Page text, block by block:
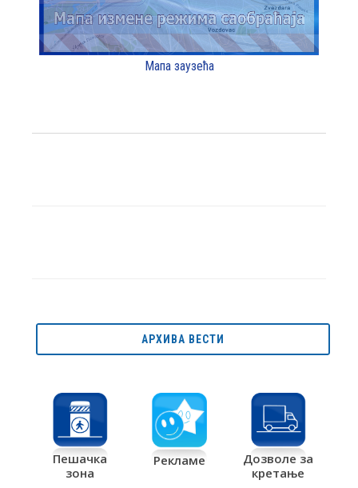
Мапа заузећа
АРХИВА ВЕСТИ
Пешачка
зона
Рекламе
Дозволе за
кретање